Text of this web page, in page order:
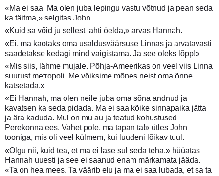
«Ma ei saa. Ma olen juba lepingu vastu võtnud ja pean seda
ka täitma,» selgitas John.
«Kuid sa võid ju sellest lahti öelda,» arvas Hannah.
«Ei, ma kaotaks oma usaldusväärsuse Linnas ja arvatavasti
saadetakse kedagi mind vaigistama. Ja see oleks lõpp!»
«Mis siis, lähme mujale. Põhja-Ameerikas on veel viis Linna
suurust metropoli. Me võiksime mõnes neist oma õnne
katsetada.»
«Ei Hannah, ma olen neile juba oma sõna andnud ja
kavatsen ka seda pidada. Ma ei saa kõike sinnapaika jätta
ja ära kaduda. Mul on mu au ja teatud kohustused
Perekonna ees. Vahet pole, ma tapan ta!» ütles John
tooniga, mis oli veel külmem, kui luudeni lõikav tuul.
«Olgu nii, kuid tea, et ma ei lase sul seda teha,» hüüatas
Hannah uuesti ja see ei saanud enam märkamata jääda.
«Ta on hea mees. Ta väärib elu ja ma ei saa lubada, et sa ta